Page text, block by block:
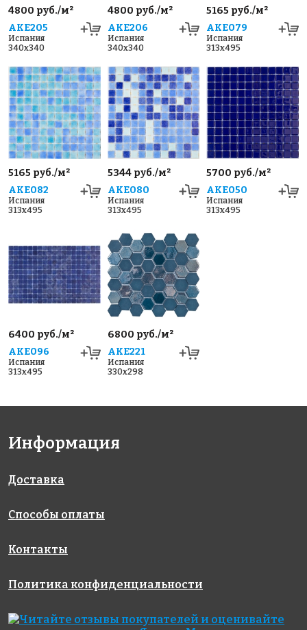
4800 руб./м²
AKE205
Испания
340x340
4800 руб./м²
AKE206
Испания
340x340
5165 руб./м²
AKE079
Испания
313x495
5165 руб./м²
AKE082
Испания
313x495
5344 руб./м²
AKE080
Испания
313x495
5700 руб./м²
AKE050
Испания
313x495
6400 руб./м²
AKE096
Испания
313x495
6800 руб./м²
AKE221
Испания
330x298
Информация
Доставка
Способы оплаты
Контакты
Политика конфиденциальности